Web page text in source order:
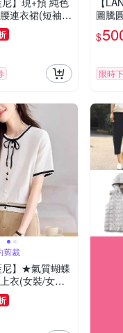
連衣裙(短袖洋
子/日系)
圖騰
裝/T
$
限時
剪裁
尼】★氣質蝴蝶
衣(女裝/女上
閒/百搭/日系/通